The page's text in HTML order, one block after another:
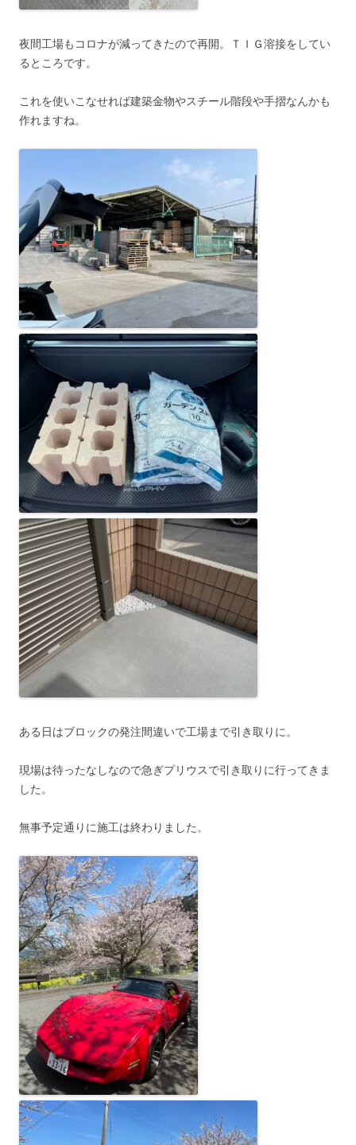
夜間工場もコロナが減ってきたので再開。ＴＩＧ溶接をしてい
るところです。
これを使いこなせれば建築金物やスチール階段や手摺なんかも
作れますね。
ある日はブロックの発注間違いで工場まで引き取りに。
現場は待ったなしなので急ぎプリウスで引き取りに行ってきま
した。
無事予定通りに施工は終わりました。